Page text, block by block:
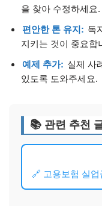
을 찾아 수정하세요.
편안한 톤 유지: 독
지키는 것이 중요합
예제 추가: 실제 사
있도록 도와주세요.
📚 관련 추천
🔗 고용보험 실업